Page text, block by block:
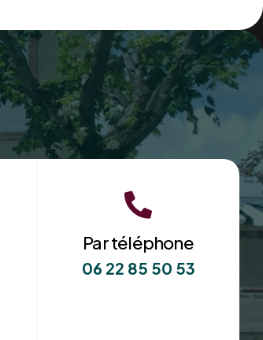

Par téléphone
06 22 85 50 53